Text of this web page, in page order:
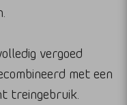
vergoed
met een
treingebruik.